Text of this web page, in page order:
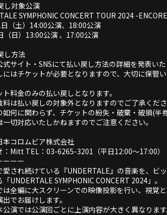
し対象公演
SYMPHONIC CONCERT TOUR 2024 -
日（土）14:00公演、18:00公演
（日）13:00公演 、17:00公演
し方法
サイト・SNSにて払い戻し方法の詳細を発表いた
にはチケットが必要となりますので、大切に保管
料金のみの払い戻しとなります。
料は払い戻しの対象外となりますのでご了承くださ
何に関わらず、チケットの紛失・破棄・破損(半
一切対応いたしかねますのでご注意ください。
本コロムビア株式会社
：Mitt TEL：03-6265-3201（平日12:00〜17:00）
ーーー
愛され続けている『UNDERTALE』の音楽を、ビ
UNDERTALE SYMPHONIC CONCERT 2024」。
は全編に大スクリーンでの映像投影を行い、視覚
でお届けします。
公演では公演回ごとに上演内容が大きく異なりま